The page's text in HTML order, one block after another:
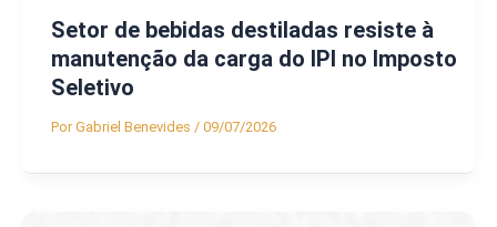
Setor de bebidas destiladas resiste à
manutenção da carga do IPI no Imposto
Seletivo
PorGabriel Benevides / 09/07/2026